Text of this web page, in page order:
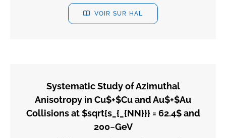
VOIR SUR HAL
Systematic Study of Azimuthal
Anisotropy in Cu$+$Cu and Au$+$Au
Collisions at $sqrt{s_{_{NN}}} = 62.4$ and
200~GeV